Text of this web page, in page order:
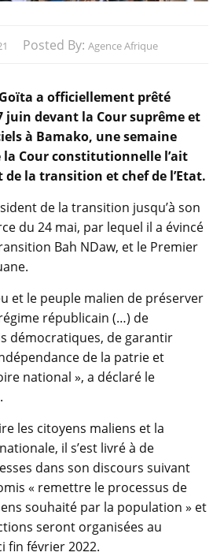
Posted By: Agence Afrique
a officiellement prêté
juin devant la Cour suprême et
à Bamako, une semaine
la Cour constitutionnelle l’ait
la transition et chef de l’Etat.
de la transition jusqu’à son
du 24 mai, par lequel il a évincé
Bah NDaw, et le Premier
et le peuple malien de préserver
républicain (…) de
démocratiques, de garantir
de la patrie et
national », a déclaré le
les citoyens maliens et la
il s’est livré à de
dans son discours suivant
« remettre le processus de
souhaité par la population » et
seront organisées au
fin février 2022.